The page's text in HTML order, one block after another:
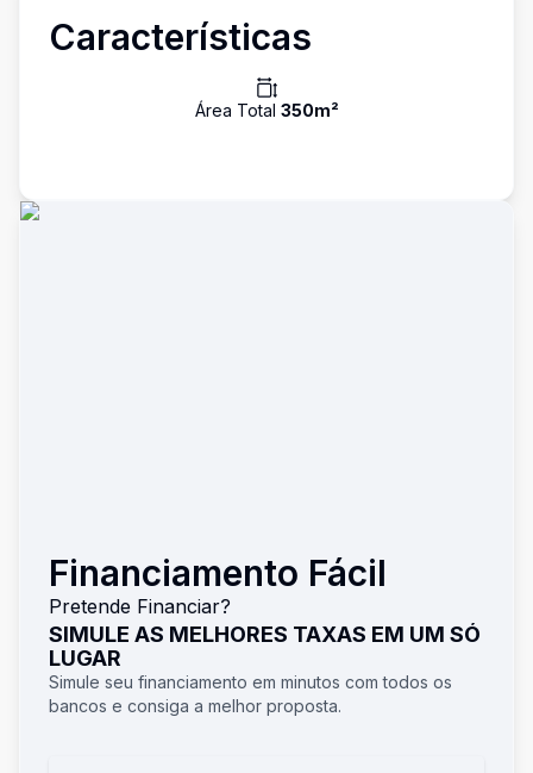
Características
Área Total 350m²
Financiamento Fácil
Pretende Financiar?
SIMULE AS MELHORES TAXAS EM UM SÓ
LUGAR
Simule seu financiamento em minutos com todos os
bancos e consiga a melhor proposta.